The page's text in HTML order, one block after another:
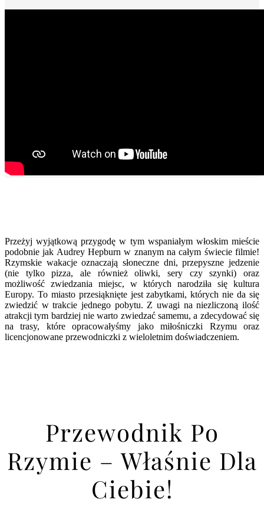
Przeżyj wyjątkową przygodę w tym wspaniałym włoskim mieście
podobnie jak Audrey Hepburn w znanym na całym świecie filmie!
Rzymskie wakacje oznaczają słoneczne dni, przepyszne jedzenie
(nie tylko pizza, ale również oliwki, sery czy szynki) oraz
możliwość zwiedzania miejsc, w których narodziła się kultura
Europy. To miasto przesiąknięte jest zabytkami, których nie da się
zwiedzić w trakcie jednego pobytu. Z uwagi na niezliczoną ilość
atrakcji tym bardziej nie warto zwiedzać samemu, a zdecydować się
na trasy, które opracowałyśmy jako miłośniczki Rzymu oraz
licencjonowane przewodniczki z wieloletnim doświadczeniem.
Przewodnik Po
Rzymie – Właśnie Dla
Ciebie!